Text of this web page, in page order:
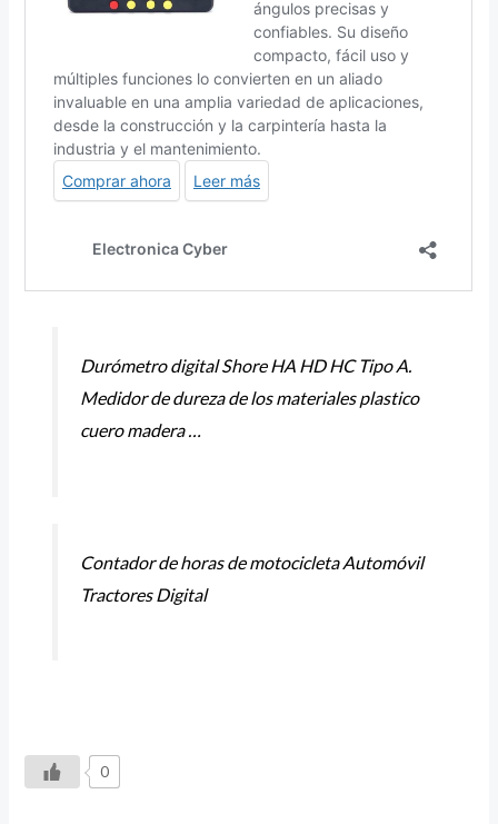
Durómetro digital Shore HA HD HC Tipo A.
Medidor de dureza de los materiales plastico
cuero madera …
Contador de horas de motocicleta Automóvil
Tractores Digital
0